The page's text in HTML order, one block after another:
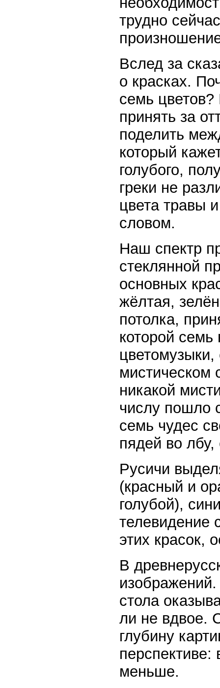
трудно
Вслед за
о красках.
семь
принять за
поделить
который
голубого,
греки не
цвета травы
словом.
Наш спектр
стеклянной
основных
жёлтая,
потолка,
которой
цветомузыки,
мистическом
никакой
числу пошло
семь чудес
пядей во
Русичи
(красный и
голубой),
телевидение
этих красок,
В
стола
ли не вдвое.
глубину
меньше.